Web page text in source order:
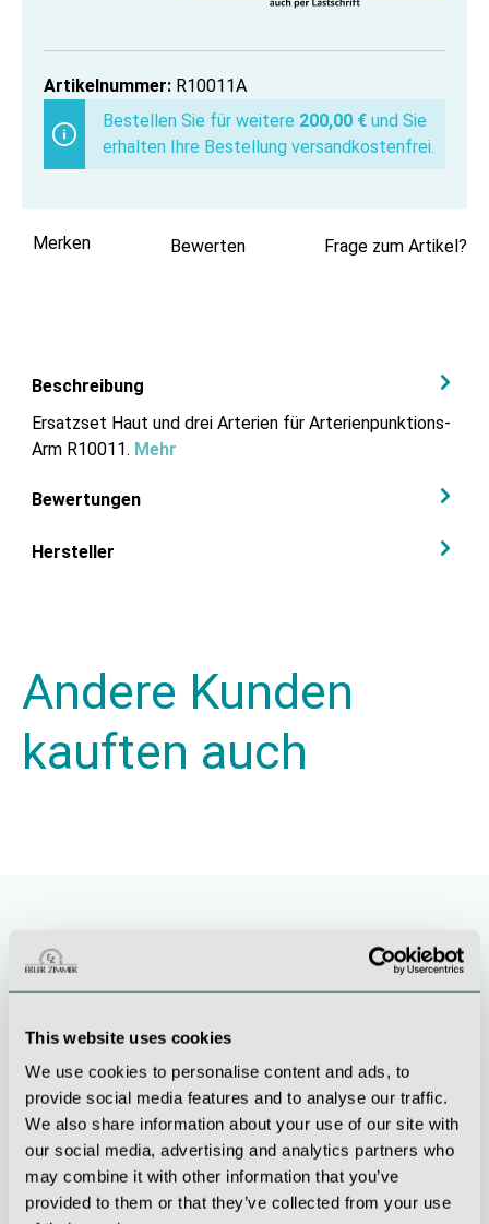
This website uses cookies
We use cookies to personalise content and ads, to
provide social media features and to analyse our traffic.
We also share information about your use of our site with
our social media, advertising and analytics partners who
may combine it with other information that you’ve
provided to them or that they’ve collected from your use
Artikelnummer: R10011A
Bestellen Sie für weitere 200,00 € und Sie
erhalten Ihre Bestellung versandkostenfrei.
Merken Bewerten Frage zum Artikel?
Beschreibung
Ersatzset Haut und drei Arterien für Arterienpunktions-
Arm R10011. Mehr
Bewertungen
Hersteller
Andere Kunden
kauften auch
Stetige
Innovationskraft
Soziale
Verantwortung